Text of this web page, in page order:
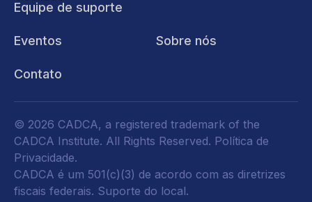
Equipe de suporte
Eventos Sobre nós
Contato
© 2026 CADCA, a registered trademark of the
CADCA Institute. All Rights Reserved. Política de
Privacidade.
CADCA é um 501(c)(3) de acordo com as diretrizes
fiscais federais. Suporte do local.